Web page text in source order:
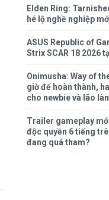
Elden Ring:
hé lộ nghề nghiệp
ASUS Republic of
Strix SCAR 18 2026
Onimusha: Way of
giờ để hoàn thành,
cho newbie và lão
Trailer gameplay
độc quyền 6 tiếng
đang quá tham?